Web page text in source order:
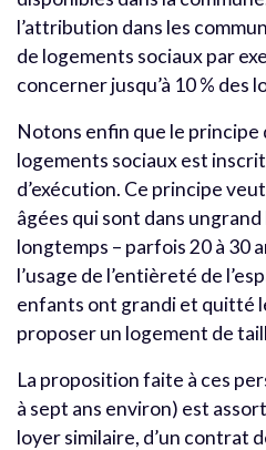
l’attribution dans les
de logements sociaux par
concerner jusqu’à 10 % des
Notons enfin que le principe
logements sociaux est
d’exécution. Ce principe
âgées qui sont dans
longtemps – parfois 20 à 30
l’usage de l’entièreté de
enfants ont grandi et quitté
proposer un logement de
La proposition faite à ces
à sept ans environ) est
loyer similaire, d’un contrat